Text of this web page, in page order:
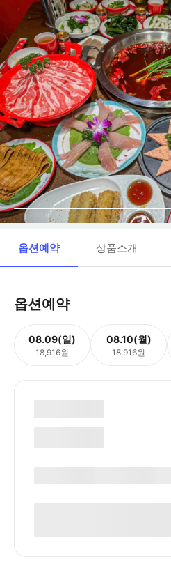
옵션예약 상품소개
옵션예약
08.09(일)
18,916원
08.10(월)
18,916원